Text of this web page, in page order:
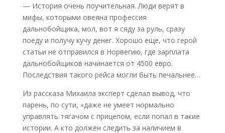
— История очень поучительная. Люди верят в
мифы, которыми овеяна профессия
дальнобойщика, мол, вот я сяду за руль, сразу
поеду и получу кучу денег. Хорошо еще, что герой
статьи не отправился в Норвегию, где зарплата
дальнобойщиков начинается от 4500 евро.
Последствия такого рейса могли быть печальнее…
Из рассказа Михаила эксперт сделал вывод, что
парень, по сути, «даже не умеет нормально
управлять тягачом с прицепом, если попал в такие
истории. А кто должен следить за наличием в